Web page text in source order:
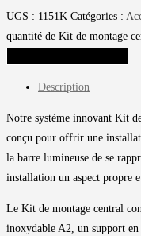
UGS : 1151K Catégories :
quantité de Kit de montage
Description
Notre système innovant Kit
conçu pour offrir une
la barre lumineuse de se
installation un aspect propre
Le Kit de montage central
inoxydable A2, un support